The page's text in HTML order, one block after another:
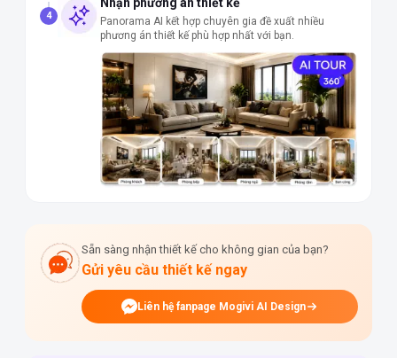
4
Panorama AI kết hợp chuyên gia đề xuất nhiều
phương án thiết kế phù hợp nhất với bạn.
Sẵn sàng nhận thiết kế cho không gian của bạn?
Gửi yêu cầu thiết kế ngay
Liên hệ fanpage Mogivi AI Design